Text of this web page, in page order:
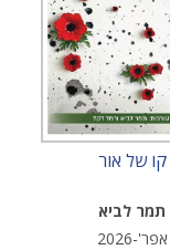
קו של אור
תמר לביא
אפר'-2026